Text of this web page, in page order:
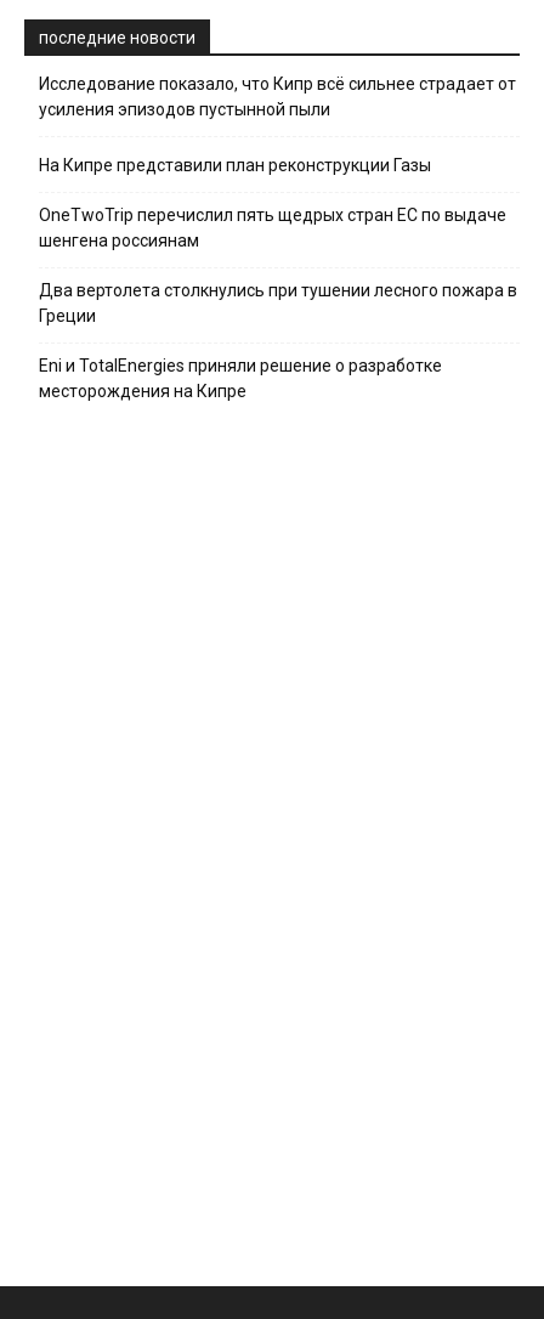
последние новости
Исследование показало, что Кипр всё сильнее страдает от
усиления эпизодов пустынной пыли
На Кипре представили план реконструкции Газы
OneTwoTrip перечислил пять щедрых стран ЕС по выдаче
шенгена россиянам
Два вертолета столкнулись при тушении лесного пожара в
Греции
Eni и TotalEnergies приняли решение о разработке
месторождения на Кипре